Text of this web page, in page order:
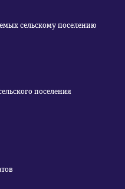
сельскому поселению
поселения